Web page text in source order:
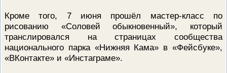
Кроме того, 7 июня прошёл мастер-класс по
рисованию «Соловей обыкновенный», который
транслировался на страницах сообщества
национального парка «Нижняя Кама» в «Фейсбуке»,
«ВКонтакте» и «Инстаграме».